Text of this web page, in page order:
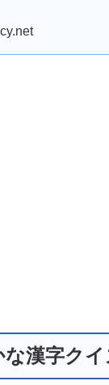
な漢字ク